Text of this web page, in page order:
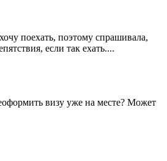
поехать, поэтому спрашивала,
если так ехать....
визу уже на месте? Может